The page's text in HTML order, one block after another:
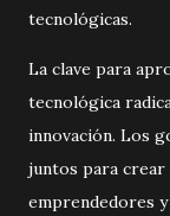
tecnológicas.
La clave para
tecnológica
innovación. Los
juntos para crear
emprendedores